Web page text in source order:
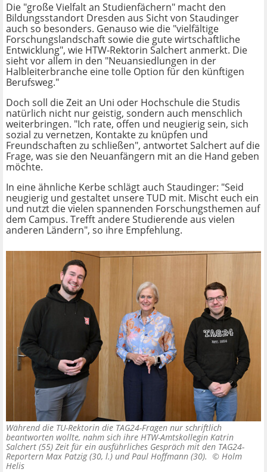
Die "große Vielfalt an Studienfächern" macht den
Bildungsstandort Dresden aus Sicht von Staudinger
auch so besonders. Genauso wie die "vielfältige
Forschungslandschaft sowie die gute wirtschaftliche
Entwicklung", wie HTW-Rektorin Salchert anmerkt. Die
sieht vor allem in den "Neuansiedlungen in der
Halbleiterbranche eine tolle Option für den künftigen
Berufsweg."
Doch soll die Zeit an Uni oder Hochschule die Studis
natürlich nicht nur geistig, sondern auch menschlich
weiterbringen. "Ich rate, offen und neugierig sein, sich
sozial zu vernetzen, Kontakte zu knüpfen und
Freundschaften zu schließen", antwortet Salchert auf die
Frage, was sie den Neuanfängern mit an die Hand geben
möchte.
In eine ähnliche Kerbe schlägt auch Staudinger: "Seid
neugierig und gestaltet unsere TUD mit. Mischt euch ein
und nutzt die vielen spannenden Forschungsthemen auf
dem Campus. Trefft andere Studierende aus vielen
anderen Ländern", so ihre Empfehlung.
Während die TU-Rektorin die TAG24-Fragen nur schriftlich
beantworten wollte, nahm sich ihre HTW-Amtskollegin Katrin
Salchert (55) Zeit für ein ausführliches Gespräch mit den TAG24-
Reportern Max Patzig (30, l.) und Paul Hoffmann (30). © Holm
Helis